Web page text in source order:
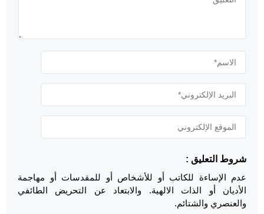
شروط التعليق :
عدم الإساءة للكاتب أو للأشخاص أو للمقدسات أو مهاجمة
الأديان أو الذات الالهية. والابتعاد عن التحريض الطائفي
والعنصري والشتائم.